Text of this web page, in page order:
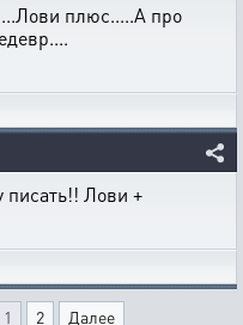
плюс.....А про
Лови +
1 2 Далее